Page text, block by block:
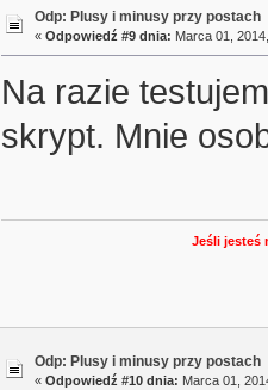
Odp: Plusy i minusy przy postach
« Odpowiedź #9 dnia: Marca 01,
Na razie
skrypt. Mnie
Jeśli jesteś
Odp: Plusy i minusy przy postach
« Odpowiedź #10 dnia: Marca 01,